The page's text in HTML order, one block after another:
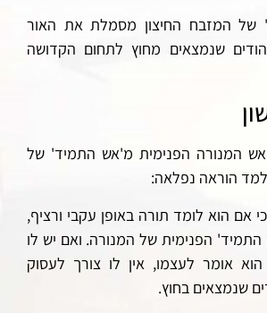
של המזבח החיצון מסמלת את האור
שנמצאים מחוץ לתחום הקדושה
אש המנורה הפנימית מ'אש התמיד' של
הוראה נפלאה:
אם הוא לומד תורה באופן עקבי ורציף,
הפנימית של המנורה. ואם יש לו
אומר לעצמו, אין לו צורך לעסוק
שנמצאים בחוץ.